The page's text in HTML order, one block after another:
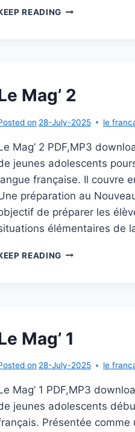
READING LE
Mag’ 2
on 28-July-2025 le
Mag’ 2 PDF,MP3
jeunes adolescents
française. Il couvre
préparation au
de préparer les
élémentaires de
READING LE
Mag’ 1
on 28-July-2025 le
Mag’ 1 PDF,MP3
jeunes adolescents
Présentée